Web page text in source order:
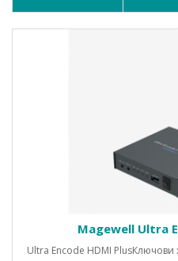
Magewell Ultra
Ultra Encode HDMI